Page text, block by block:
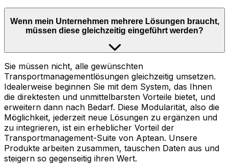
Wenn mein Unternehmen mehrere Lösungen braucht,
müssen diese gleichzeitig eingeführt werden?
Sie müssen nicht, alle gewünschten
Transportmanagementlösungen gleichzeitig umsetzen.
Idealerweise beginnen Sie mit dem System, das Ihnen
die direktesten und unmittelbarsten Vorteile bietet, und
erweitern dann nach Bedarf. Diese Modularität, also die
Möglichkeit, jederzeit neue Lösungen zu ergänzen und
zu integrieren, ist ein erheblicher Vorteil der
Transportmanagement-Suite von Aptean. Unsere
Produkte arbeiten zusammen, tauschen Daten aus und
steigern so gegenseitig ihren Wert.